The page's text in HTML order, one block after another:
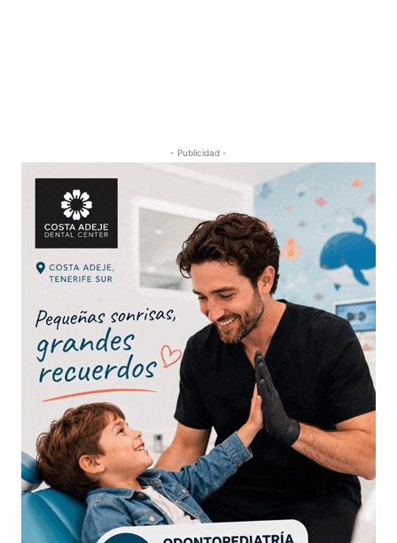
- Publicidad -